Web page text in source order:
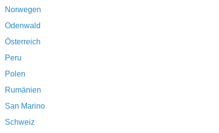
Norwegen
Odenwald
Österreich
Peru
Polen
Rumänien
San Marino
Schweiz